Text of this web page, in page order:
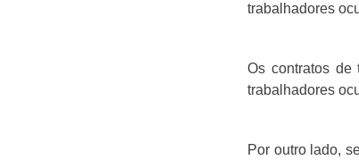
trabalhadores
Os contratos de
trabalhadores
Por outro lado,